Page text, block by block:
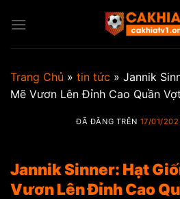
đến
Trang Chủ » tin tức » Jannik
Mẽ Vươn Lên Đỉnh Cao Quần Vợt
ĐÃ ĐĂNG TRÊN 17/01/
Jannik Sinner: Hạt
Vươn Lên Đỉnh Cao